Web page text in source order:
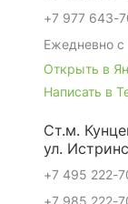
+7 977 643-
Ежедневно
Открыть в
Написать в
Ст.м.
ул.
+7 495 222-
+7 985 222-